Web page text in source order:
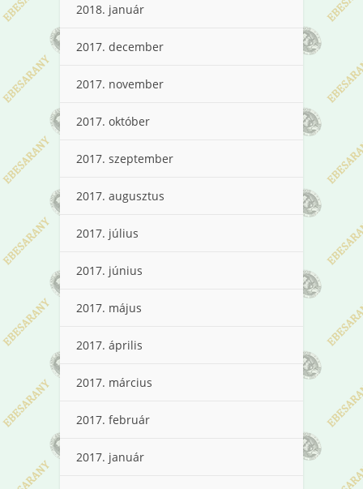
2018. január
2017. december
2017. november
2017. október
2017. szeptember
2017. augusztus
2017. július
2017. június
2017. május
2017. április
2017. március
2017. február
2017. január